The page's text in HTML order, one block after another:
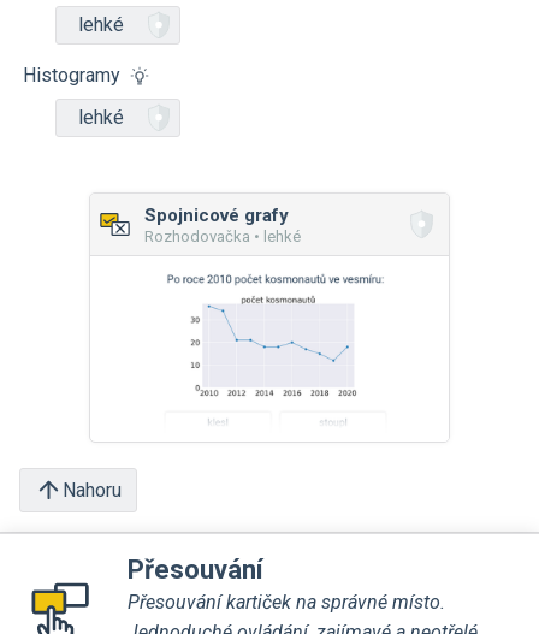
lehké
Histogramy
lehké
Spojnicové grafy
Rozhodovačka • lehké
Nahoru
Přesouvání
Přesouvání kartiček na správné místo.